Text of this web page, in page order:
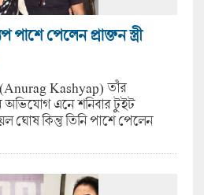
পেলেন প্রাক্তন স্ত্রী
Kashyap) তাঁর
অভিযোগ এনে শনিবার টুইট
ঘোষ কিন্তু তিনি পাশে পেলেন